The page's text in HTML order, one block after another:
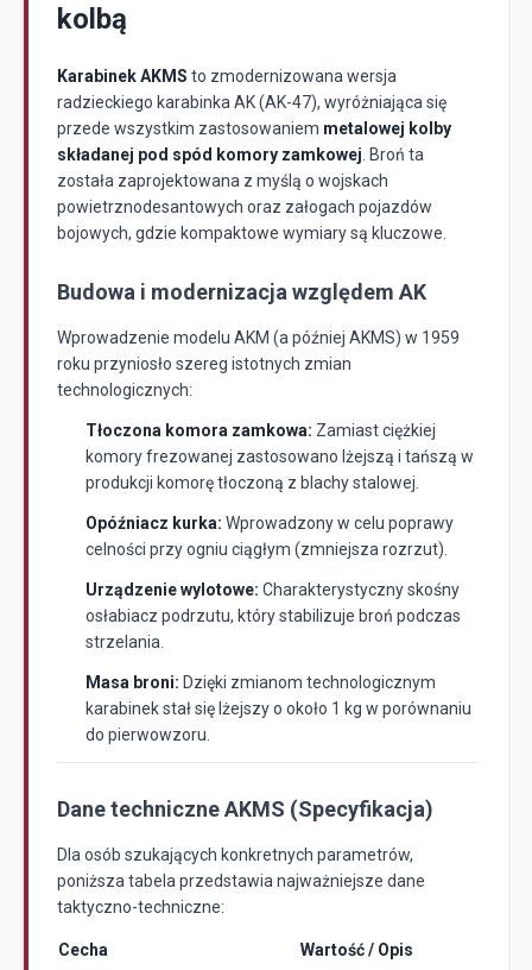
kolbą
Karabinek AKMS to zmodernizowana wersja
radzieckiego karabinka AK (AK-47), wyróżniająca się
przede wszystkim zastosowaniem metalowej kolby
składanej pod spód komory zamkowej . Broń ta
została zaprojektowana z myślą o wojskach
powietrznodesantowych oraz załogach pojazdów
bojowych, gdzie kompaktowe wymiary są kluczowe.
Budowa i modernizacja względem AK
Wprowadzenie modelu AKM (a później AKMS) w 1959
roku przyniosło szereg istotnych zmian
technologicznych:
Tłoczona komora zamkowa: Zamiast ciężkiej
komory frezowanej zastosowano lżejszą i tańszą w
produkcji komorę tłoczoną z blachy stalowej.
Opóźniacz kurka: Wprowadzony w celu poprawy
celności przy ogniu ciągłym (zmniejsza rozrzut).
Urządzenie wylotowe: Charakterystyczny skośny
osłabiacz podrzutu, który stabilizuje broń podczas
strzelania.
Masa broni: Dzięki zmianom technologicznym
karabinek stał się lżejszy o około 1 kg w porównaniu
do pierwowzoru.
Dane techniczne AKMS (Specyfikacja)
Dla osób szukających konkretnych parametrów,
poniższa tabela przedstawia najważniejsze dane
taktyczno-techniczne:
Cecha
Wartość / Opis